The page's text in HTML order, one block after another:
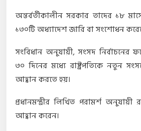
অন্তর্বর্তীকালীন সরকার তাদের ১৮
১৩০টি অধ্যাদেশ জারি বা সংশোধন
সংবিধান অনুযায়ী, সংসদ নির্বাচনের
৩০ দিনের মধ্যে রাষ্ট্রপতিকে নতুন
আহ্বান করতে হয়।
প্রধানমন্ত্রীর লিখিত পরামর্শ অনুযায়ী
আহ্বান করেন।